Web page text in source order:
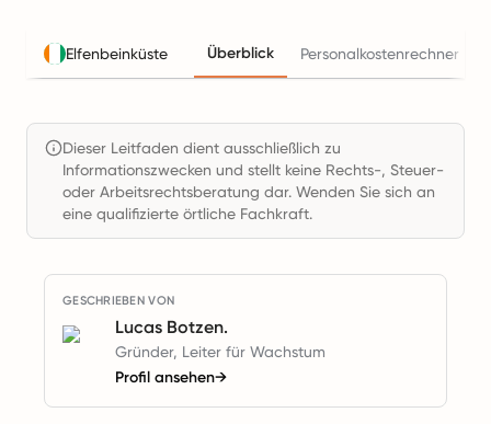
Elfenbeinküste Überblick Personalkostenrechner
Dieser Leitfaden dient ausschließlich zu
Informationszwecken und stellt keine Rechts-, Steuer-
oder Arbeitsrechtsberatung dar. Wenden Sie sich an
eine qualifizierte örtliche Fachkraft.
GESCHRIEBEN VON
Lucas Botzen.
Gründer, Leiter für Wachstum
Profil ansehen→